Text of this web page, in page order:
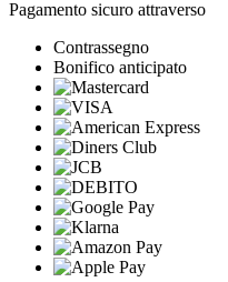
Pagamento sicuro attraverso
Contrassegno
Bonifico anticipato